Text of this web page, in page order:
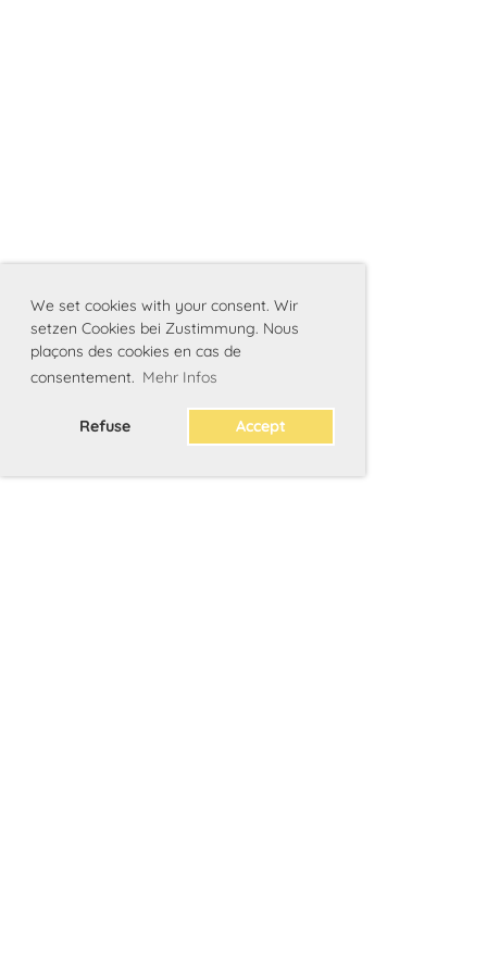
We set cookies with your consent. Wir
setzen Cookies bei Zustimmung. Nous
plaçons des cookies en cas de
consentement. Mehr Infos
Refuse Accept